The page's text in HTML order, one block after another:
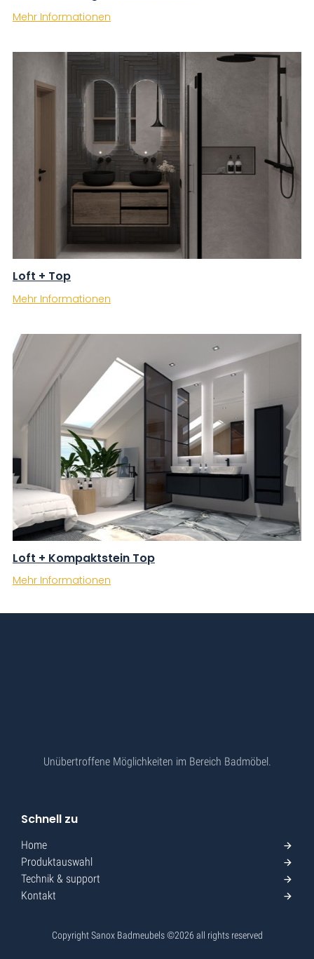
Mehr Informationen
Loft + Top
Mehr Informationen
Loft + Kompaktstein Top
Mehr Informationen
Unübertroffene Möglichkeiten im Bereich Badmöbel.
Schnell zu
Home
Produktauswahl
Technik & support
Kontakt
Copyright Sanox Badmeubels ©2026 all rights reserved